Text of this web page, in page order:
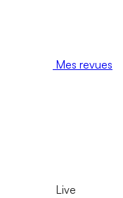
Mes revues
Live